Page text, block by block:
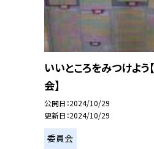
いいところをみつけよう
会】
公開日 2024/10/29
更新日 2024/10/29
委員会